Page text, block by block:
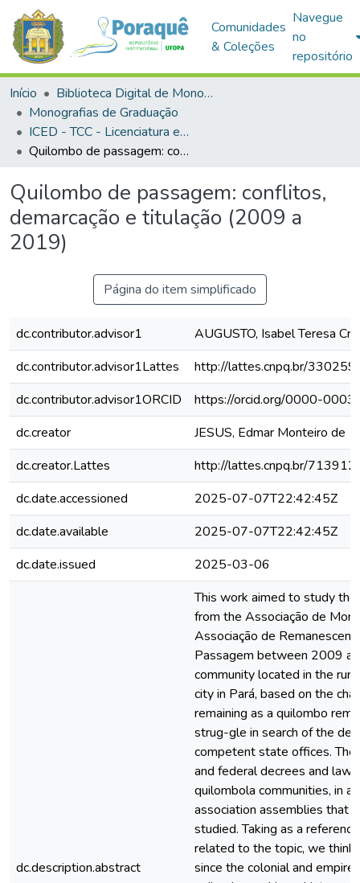
Comunidades
& Coleções
Navegue
no
repositório
Início
Biblioteca Digital de Monografias (BDM)
Monografias de Graduação
ICED - TCC - Licenciatura em História
Quilombo de passagem: conflitos, demarcação e titulação (2009 a 2019)
Quilombo de passagem: conflitos,
demarcação e titulação (2009 a
2019)
Página do item simplificado
dc.contributor.advisor1
AUGUSTO, Isabel Teresa
dc.contributor.advisor1Lattes
http://lattes.cnpq.br/
dc.contributor.advisor1ORCID
https://orcid.org/0000-
dc.creator
JESUS, Edmar Monteiro de
dc.creator.Lattes
http://lattes.cnpq.br/
dc.date.accessioned
2025-07-07T22:42:45Z
dc.date.available
2025-07-07T22:42:45Z
dc.date.issued
2025-03-06
dc.description.abstract
This work aimed to study
from the Associação de
Associação de
Passagem between 2009
community located in the
city in Pará, based on the
remaining as a quilombo
strug-gle in search of the
competent state offices.
and federal decrees and
quilombola communities, in
association assemblies that
studied. Taking as a
related to the topic, we
since the colonial and